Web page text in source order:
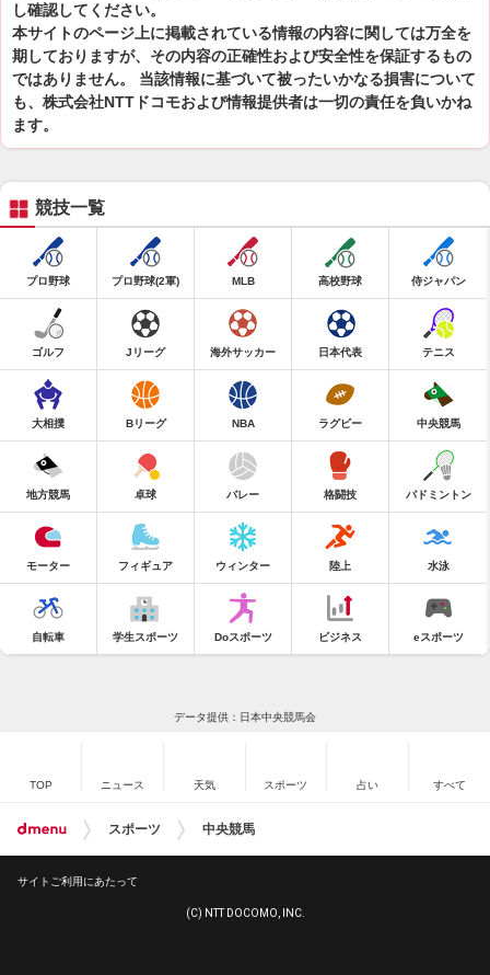
し確認してください。
本サイトのページ上に掲載されている情報の内容に関しては万全を
期しておりますが、その内容の正確性および安全性を保証するもの
ではありません。 当該情報に基づいて被ったいかなる損害について
も、株式会社NTTドコモおよび情報提供者は一切の責任を負いかね
ます。
競技一覧
プロ野球 プロ野球(2軍) MLB 高校野球 侍ジャパン
ゴルフ Jリーグ 海外サッカー 日本代表 テニス
大相撲 Bリーグ NBA ラグビー 中央競馬
地方競馬 卓球 バレー 格闘技 バドミントン
モーター フィギュア ウィンター 陸上 水泳
自転車 学生スポーツ Doスポーツ ビジネス eスポーツ
データ提供：日本中央競馬会
TOP ニュース 天気 スポーツ 占い すべて
スポーツ 中央競馬
サイトご利用にあたって
(C) NTT DOCOMO, INC.